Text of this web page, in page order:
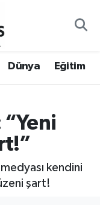
Dünya Eğitim
kendini
şart!